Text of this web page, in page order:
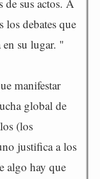
de sus actos. A
los debates que
en su lugar. "
manifestar
global de
(los
justifica a los
algo hay que